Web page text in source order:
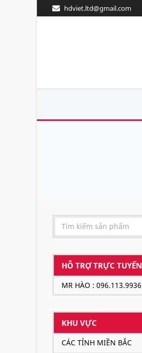
hdviet.ltd@gmail.com
HỖ TRỢ TRỰC TUYẾN
MR HÀO : 096.113.9936
KHU VỰC
CÁC TỈNH MIỀN BẮC